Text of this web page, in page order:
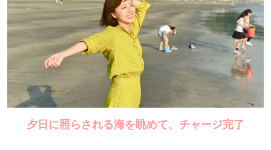
夕日に照らされる海を眺めて、チャージ完了